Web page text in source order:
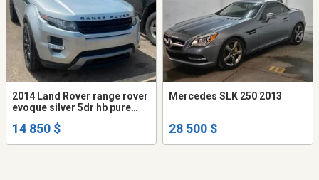
2014 Land Rover range rover
evoque silver 5dr hb pure
14 850 $
Mercedes SLK 250 2013
28 500 $